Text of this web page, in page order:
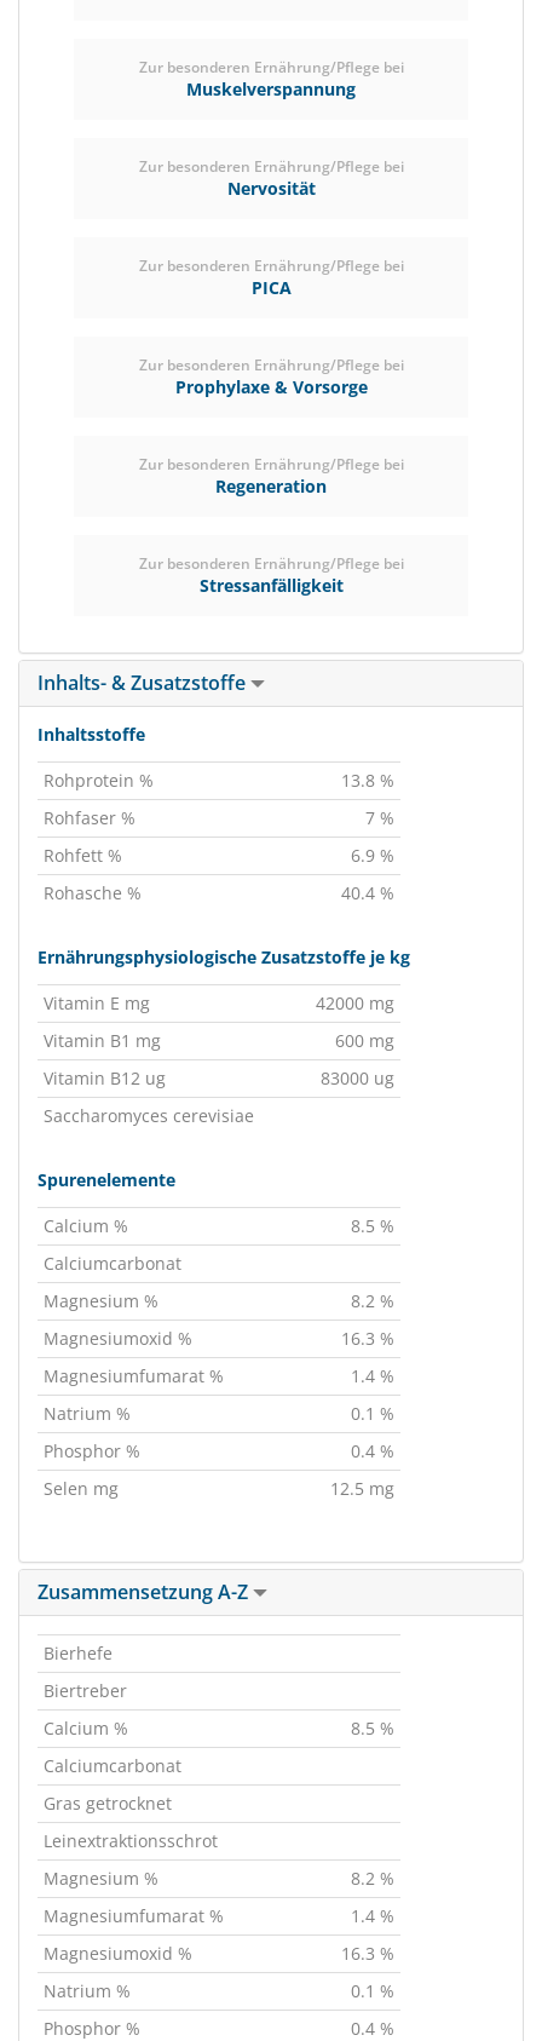
Zur besonderen Ernährung/Pflege bei
Muskelverspannung
Zur besonderen Ernährung/Pflege bei
Nervosität
Zur besonderen Ernährung/Pflege bei
PICA
Zur besonderen Ernährung/Pflege bei
Prophylaxe & Vorsorge
Zur besonderen Ernährung/Pflege bei
Regeneration
Zur besonderen Ernährung/Pflege bei
Stressanfälligkeit
Inhalts- & Zusatzstoffe
Inhaltsstoffe
Rohprotein %
13.8 %
Rohfaser %
7 %
Rohfett %
6.9 %
Rohasche %
40.4 %
Ernährungsphysiologische Zusatzstoffe je kg
Vitamin E mg
42000 mg
Vitamin B1 mg
600 mg
Vitamin B12 ug
83000 ug
Saccharomyces cerevisiae
Spurenelemente
Calcium %
8.5 %
Calciumcarbonat
Magnesium %
8.2 %
Magnesiumoxid %
16.3 %
Magnesiumfumarat %
1.4 %
Natrium %
0.1 %
Phosphor %
0.4 %
Selen mg
12.5 mg
Zusammensetzung A-Z
Bierhefe
Biertreber
Calcium %
8.5 %
Calciumcarbonat
Gras getrocknet
Leinextraktionsschrot
Magnesium %
8.2 %
Magnesiumfumarat %
1.4 %
Magnesiumoxid %
16.3 %
Natrium %
0.1 %
Phosphor %
0.4 %